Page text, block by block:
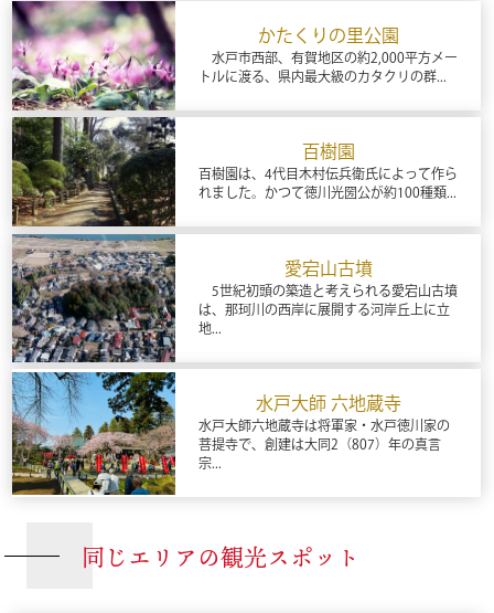
かたくりの里公園
水戸市西部、有賀地区の約2,000平方メー
トルに渡る、県内最大級のカタクリの群...
百樹園
百樹園は、4代目木村伝兵衛氏によって作ら
れました。かつて徳川光圀公が約100種類...
愛宕山古墳
5世紀初頭の築造と考えられる愛宕山古墳
は、那珂川の西岸に展開する河岸丘上に立
地...
水戸大師 六地蔵寺
水戸大師六地蔵寺は将軍家・水戸徳川家の
菩提寺で、創建は大同2（807）年の真言
宗...
同じエリアの観光スポット